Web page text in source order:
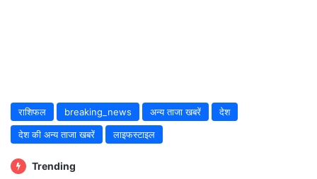
राशिफल breaking_news अन्य ताजा खबरें
देश
देश की अन्य ताजा खबरें
लाइफस्टाइल
Trending